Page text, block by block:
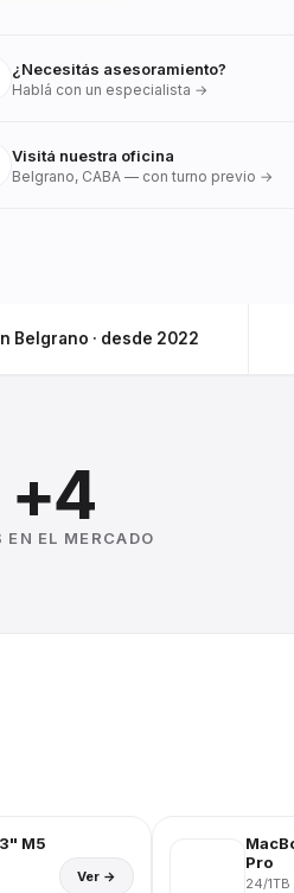
¿Necesitás asesoramiento?
Hablá con un especialista →
Visitá nuestra oficina
Belgrano, CABA — con turno previo →
Belgrano · desde 2022
+4
EN EL MERCADO
M5
Ver →
Pro
24/1TB